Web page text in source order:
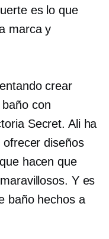
es lo que
marca y
crear
con
Secret. Ali ha
diseños
hacen que
Y es
baño hechos a